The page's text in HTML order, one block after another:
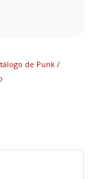
de Punk /